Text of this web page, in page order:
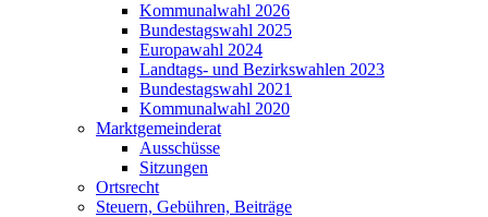
Kommunalwahl 2026
Bundestagswahl 2025
Europawahl 2024
Landtags- und Bezirkswahlen 2023
Bundestagswahl 2021
Kommunalwahl 2020
Marktgemeinderat
Ausschüsse
Sitzungen
Ortsrecht
Steuern, Gebühren, Beiträge